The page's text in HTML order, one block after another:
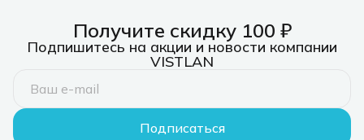
Получите скидку 100 ₽
Подпишитесь на акции и новости компании
VISTLAN
Подписаться